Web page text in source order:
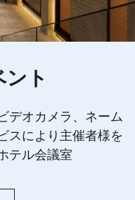
ント
デオカメラ、ネーム
スにより主催者様を
テル会議室